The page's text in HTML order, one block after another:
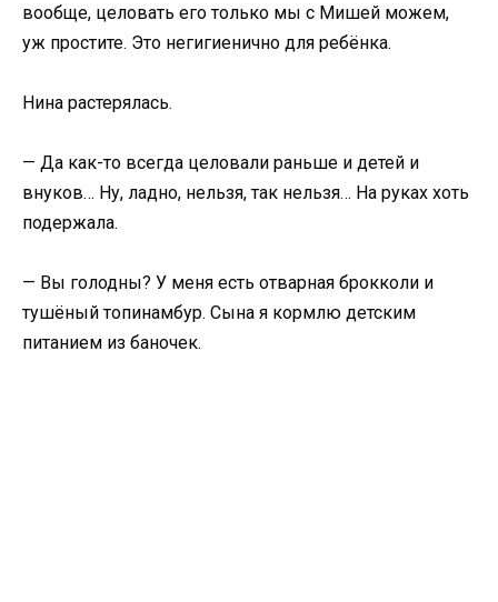
вообще, целовать его только мы с Мишей можем,
уж простите. Это негигиенично для ребёнка.
Нина растерялась.
— Да как-то всегда целовали раньше и детей и
внуков… Ну, ладно, нельзя, так нельзя… На руках хоть
подержала.
— Вы голодны? У меня есть отварная брокколи и
тушёный топинамбур. Сына я кормлю детским
питанием из баночек.